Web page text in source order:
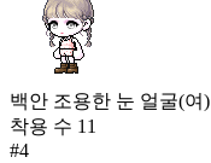
백안 조용한 눈 얼굴(여)
착용 수 11
#4